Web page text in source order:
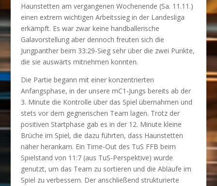
Haunstetten am vergangenen Wochenende (Sa. 11.11.)
einen extrem wichtigen Arbeitssieg in der Landesliga
erkämpft. Es war zwar keine handballerische
Galavorstellung aber dennoch freuten sich die
Jungpanther beim 33:29-Sieg sehr über die zwei Punkte,
die sie auswärts mitnehmen konnten.
Die Partie begann mit einer konzentrierten
Anfangsphase, in der unsere mC1-Jungs bereits ab der
3. Minute die Kontrolle über das Spiel übernahmen und
stets vor dem gegnerischen Team lagen. Trotz der
positiven Startphase gab es in der 12. Minute kleine
Brüche im Spiel, die dazu führten, dass Haunstetten
näher herankam. Ein Time-Out des TuS FFB beim
Spielstand von 11:7 (aus TuS-Perspektive) wurde
genutzt, um das Team zu sortieren und die Abläufe im
Spiel zu verbessern. Der anschließend strukturierte